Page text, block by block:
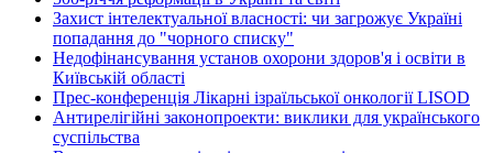
Захист інтелектуальної власності: чи загрожує Україні
попадання до "чорного списку"
Недофінансування установ охорони здоров'я і освіти в
Київській області
Прес-конференція Лікарні ізраїльської онкології LISOD
Антирелігійні законопроекти: виклики для українського
суспільства